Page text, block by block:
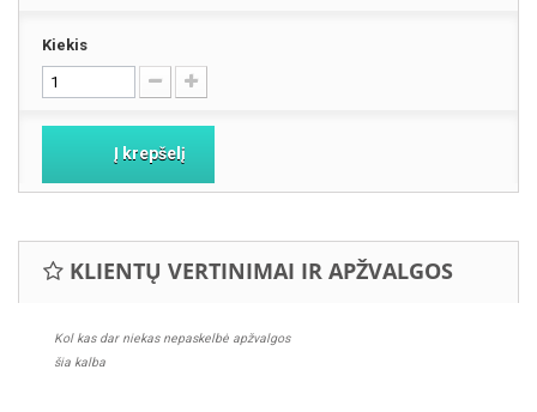
Kiekis
Į krepšelį
KLIENTŲ VERTINIMAI IR APŽVALGOS
Kol kas dar niekas nepaskelbė apžvalgos
šia kalba